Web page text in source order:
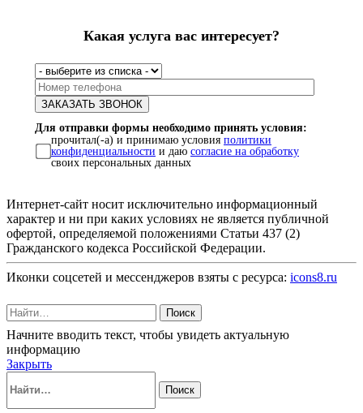
Какая услуга вас интересует?
Для отправки формы необходимо принять условия:
прочитал(-а) и принимаю условия политики
конфиденциальности и даю согласие на обработку
своих персональных данных
Интернет-сайт носит исключительно информационный
характер и ни при каких условиях не является публичной
офертой, определяемой положениями Статьи 437 (2)
Гражданского кодекса Российской Федерации.
Иконки соцсетей и мессенджеров взяты с ресурса: icons8.ru
Поиск
Начните вводить текст, чтобы увидеть актуальную
информацию
Закрыть
Поиск